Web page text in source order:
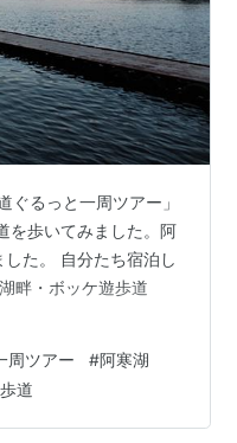
ぐるっと一周ツアー」
を歩いてみました。阿
た。 自分たち宿泊し
畔・ボッケ遊歩道
周ツアー #阿寒湖
道